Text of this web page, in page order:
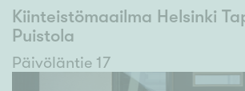
Kiinteistömaailma Helsinki
Puistola
Päivöläntie 17